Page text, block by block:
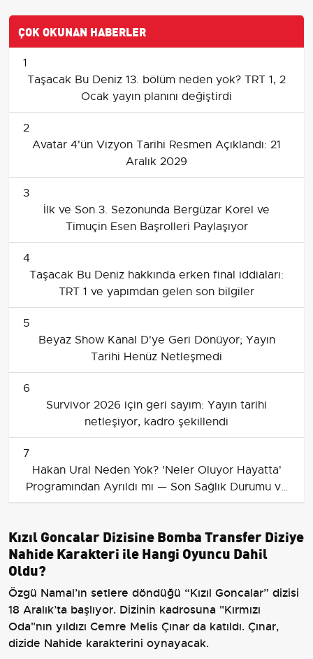
ÇOK OKUNAN HABERLER
1
Taşacak Bu Deniz 13. bölüm neden yok? TRT 1, 2
Ocak yayın planını değiştirdi
2
Avatar 4'ün Vizyon Tarihi Resmen Açıklandı: 21
Aralık 2029
3
İlk ve Son 3. Sezonunda Bergüzar Korel ve
Timuçin Esen Başrolleri Paylaşıyor
4
Taşacak Bu Deniz hakkında erken final iddiaları:
TRT 1 ve yapımdan gelen son bilgiler
5
Beyaz Show Kanal D'ye Geri Dönüyor; Yayın
Tarihi Henüz Netleşmedi
6
Survivor 2026 için geri sayım: Yayın tarihi
netleşiyor, kadro şekillendi
7
Hakan Ural Neden Yok? 'Neler Oluyor Hayatta'
Programından Ayrıldı mı — Son Sağlık Durumu ve
Dönüş Tarihi
Kızıl Goncalar Dizisine Bomba Transfer Diziye
Nahide Karakteri ile Hangi Oyuncu Dahil
Oldu?
Özgü Namal’ın setlere döndüğü “Kızıl Goncalar” dizisi
18 Aralık’ta başlıyor. Dizinin kadrosuna "Kırmızı
Oda"nın yıldızı Cemre Melis Çınar da katıldı. Çınar,
dizide Nahide karakterini oynayacak.